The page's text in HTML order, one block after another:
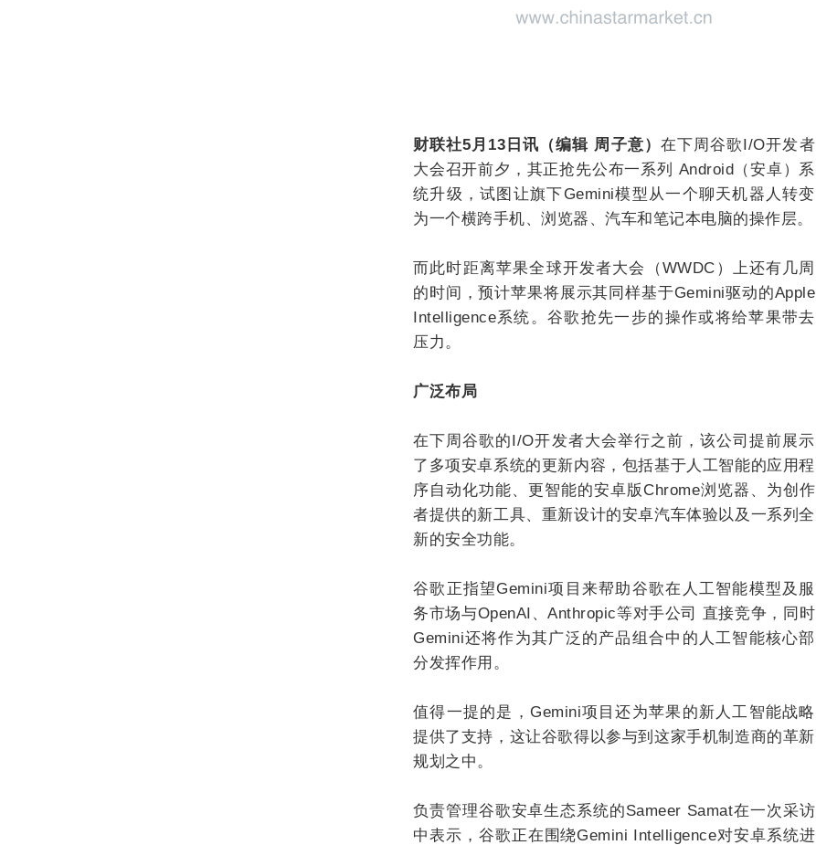
财联社5月13日讯（编辑 周子意） 在下周谷歌I/O开发者
大会召开前夕，其正抢先公布一系列 Android（安卓）系
统升级，试图让旗下Gemini模型从一个聊天机器人转变
为一个横跨手机、浏览器、汽车和笔记本电脑的操作层。
而此时距离苹果全球开发者大会（WWDC）上还有几周
的时间，预计苹果将展示其同样基于Gemini驱动的Apple
Intelligence系统。谷歌抢先一步的操作或将给苹果带去
压力。
广泛布局
在下周谷歌的I/O开发者大会举行之前，该公司提前展示
了多项安卓系统的更新内容，包括基于人工智能的应用程
序自动化功能、更智能的安卓版Chrome浏览器、为创作
者提供的新工具、重新设计的安卓汽车体验以及一系列全
新的安全功能。
谷歌正指望Gemini项目来帮助谷歌在人工智能模型及服
务市场与OpenAI、Anthropic等对手公司 直接竞争，同时
Gemini还将作为其广泛的产品组合中的人工智能核心部
分发挥作用。
值得一提的是，Gemini项目还为苹果的新人工智能战略
提供了支持，这让谷歌得以参与到这家手机制造商的革新
规划之中。
负责管理谷歌安卓生态系统的Sameer Samat在一次采访
中表示，谷歌正在围绕Gemini Intelligence对安卓系统进